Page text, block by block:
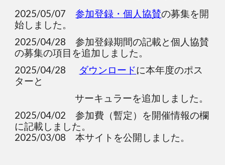
2025/05/07参加登録・個人協賛の募集を開
始しました。
2025/04/28 参加登録期間の記載と個人協賛
の募集の項目を追加しました。
2025/04/28
ダウンロードに本年度のポス
ターと
サーキュラーを追加しました。
2025/04/02
参加費（暫定）を開催情報の欄
に記載しました。
2025/03/08 本サイトを公開しました。